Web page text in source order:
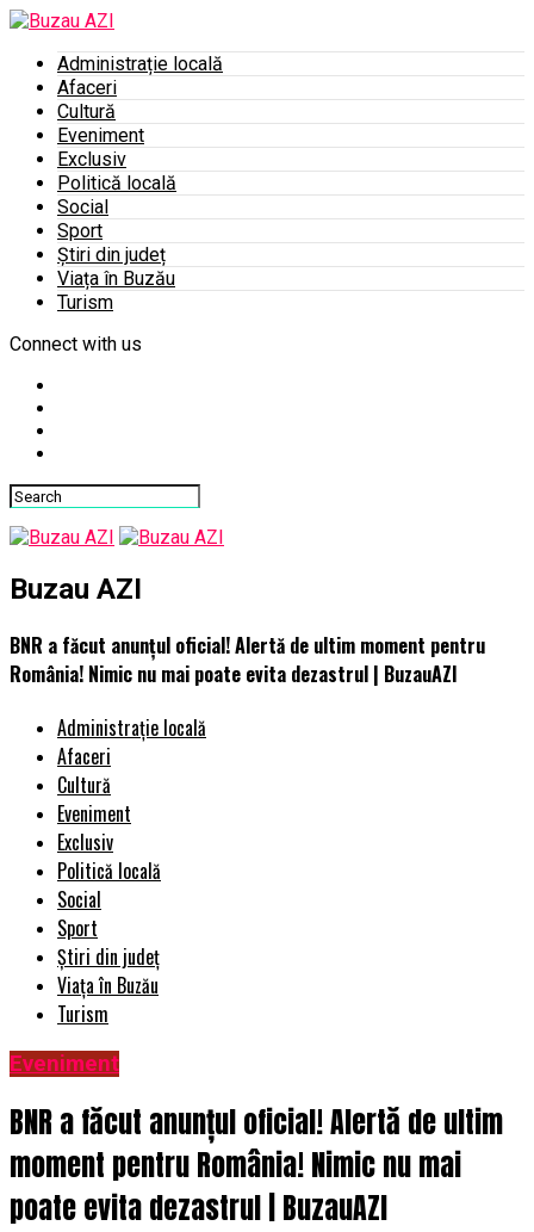
Administrație locală
Afaceri
Cultură
Eveniment
Exclusiv
Politică locală
Social
Sport
Știri din județ
Viața în Buzău
Turism
Connect with us
Buzau AZI
BNR a făcut anunțul oficial! Alertă de ultim moment pentru
România! Nimic nu mai poate evita dezastrul | BuzauAZI
Administrație locală
Afaceri
Cultură
Eveniment
Exclusiv
Politică locală
Social
Sport
Știri din județ
Viața în Buzău
Turism
Eveniment
BNR a făcut anunțul oficial! Alertă de ultim
moment pentru România! Nimic nu mai
poate evita dezastrul | BuzauAZI